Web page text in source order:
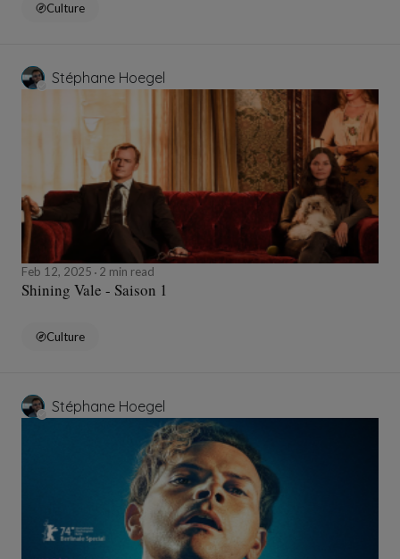
Culture
Stéphane Hoegel
Feb 12, 2025 2 min read
Shining Vale - Saison 1
Culture
Stéphane Hoegel